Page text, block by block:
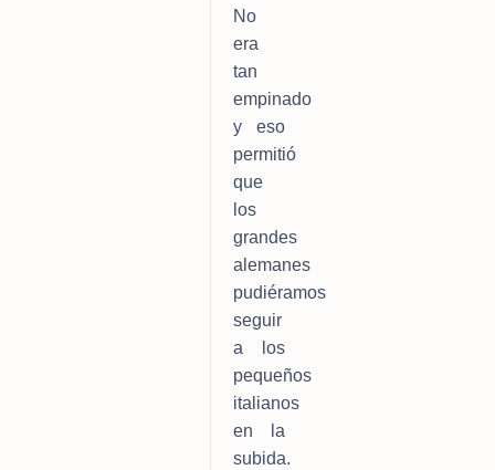
No
era
tan
empinado
y eso
permitió
que
los
grandes
alemanes
pudiéramos
seguir
a los
pequeños
italianos
en la
subida.